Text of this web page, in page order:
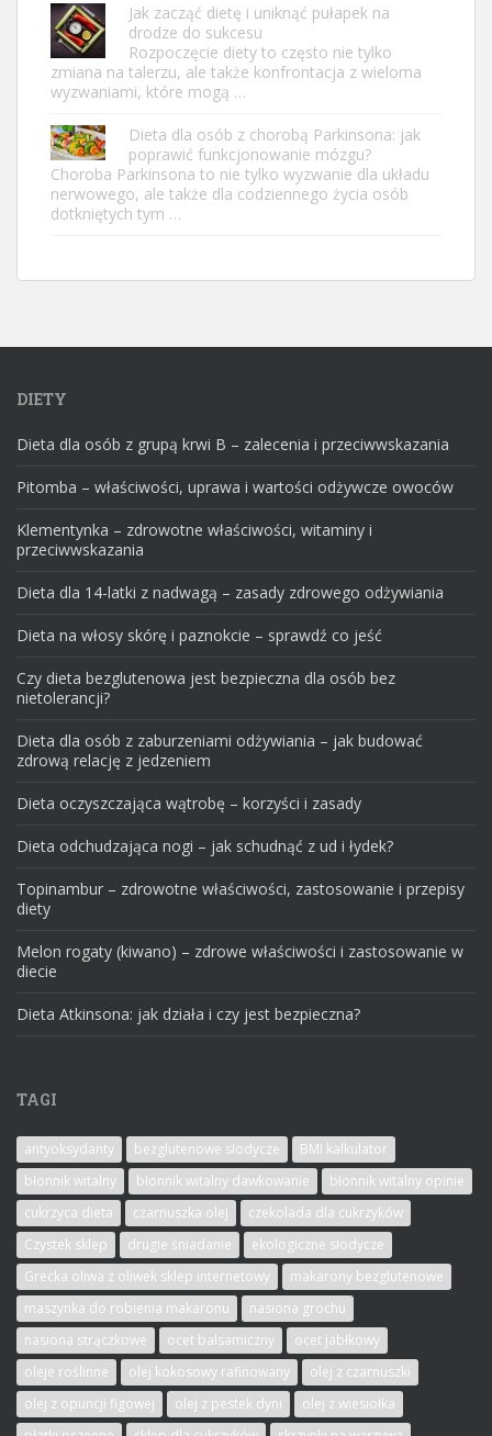
Jak zacząć dietę i uniknąć pułapek na
drodze do sukcesu
Rozpoczęcie diety to często nie tylko
zmiana na talerzu, ale także konfrontacja z wieloma
wyzwaniami, które mogą …
Dieta dla osób z chorobą Parkinsona: jak
poprawić funkcjonowanie mózgu?
Choroba Parkinsona to nie tylko wyzwanie dla układu
nerwowego, ale także dla codziennego życia osób
dotkniętych tym …
DIETY
Dieta dla osób z grupą krwi B – zalecenia i przeciwwskazania
Pitomba – właściwości, uprawa i wartości odżywcze owoców
Klementynka – zdrowotne właściwości, witaminy i
przeciwwskazania
Dieta dla 14-latki z nadwagą – zasady zdrowego odżywiania
Dieta na włosy skórę i paznokcie – sprawdź co jeść
Czy dieta bezglutenowa jest bezpieczna dla osób bez
nietolerancji?
Dieta dla osób z zaburzeniami odżywiania – jak budować
zdrową relację z jedzeniem
Dieta oczyszczająca wątrobę – korzyści i zasady
Dieta odchudzająca nogi – jak schudnąć z ud i łydek?
Topinambur – zdrowotne właściwości, zastosowanie i przepisy
diety
Melon rogaty (kiwano) – zdrowe właściwości i zastosowanie w
diecie
Dieta Atkinsona: jak działa i czy jest bezpieczna?
TAGI
antyoksydanty bezglutenowe słodycze
BMI kalkulator
błonnik witalny
błonnik witalny dawkowanie
błonnik witalny opinie
cukrzyca dieta
czarnuszka olej
czekolada dla cukrzyków
Czystek sklep
drugie śniadanie
ekologiczne słodycze
Grecka oliwa z oliwek sklep internetowy
makarony bezglutenowe
maszynka do robienia makaronu
nasiona grochu
nasiona strączkowe
ocet balsamiczny
ocet jabłkowy
oleje roślinne
olej kokosowy rafinowany
olej z czarnuszki
olej z opuncji figowej
olej z pestek dyni
olej z wiesiołka